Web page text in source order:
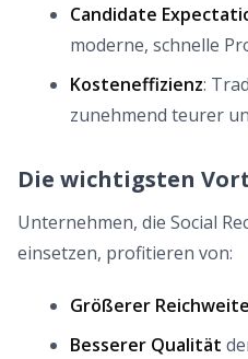
Candidate
moderne, schnelle
Kosteneffizienz:
zunehmend teurer
Die wichtigsten
Unternehmen, die Social
einsetzen, profitieren von:
Größerer Reichweite
Besserer Qualität